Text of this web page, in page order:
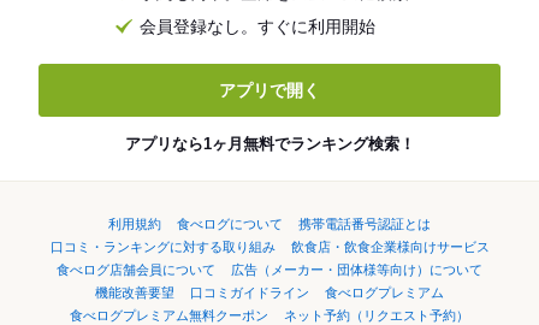
会員登録なし。すぐに利用開始
アプリで開く
アプリなら1ヶ月無料でランキング検索！
利用規約 食べログについて
携帯電話番号認証とは
口コミ・ランキングに対する取り組み
飲食店・飲食企業様向けサービス
食べログ店舗会員について
広告（メーカー・団体様等向け）について
機能改善要望
口コミガイドライン
食べログプレミアム
食べログプレミアム無料クーポン
ネット予約（リクエスト予約）